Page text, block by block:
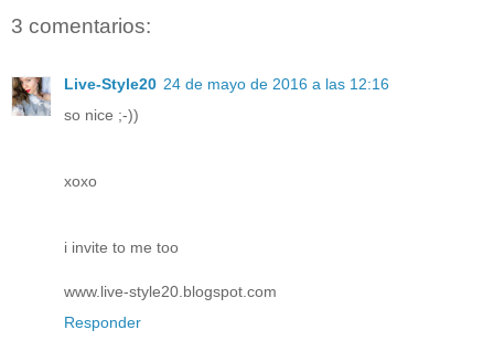
3 comentarios:
Live-Style20 24 de mayo de 2016 a las 12:16
so nice ;-))
xoxo
i invite to me too
www.live-style20.blogspot.com
Responder